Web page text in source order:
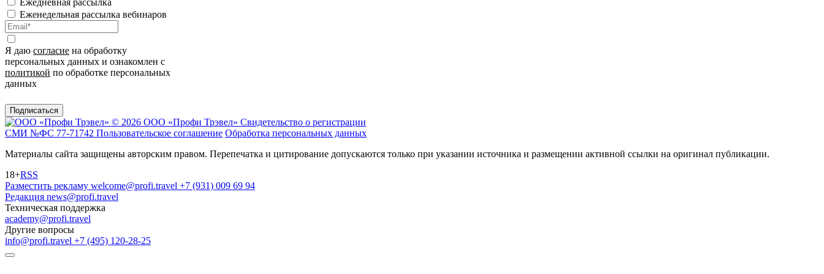
Ежедневная рассылка
Еженедельная рассылка вебинаров
Я даю согласие на обработку
персональных данных и ознакомлен с
политикой по обработке персональных
данных
Подписаться
© 2026 ООО «Профи Трэвeл» Свидетельство о регистрации
СМИ №ФС 77-71742 Пользовательское соглашение Обработка персональных данных
Материалы сайта защищены авторским правом. Перепечатка и цитирование допускаются только при указании источника и размещении активной ссылки на оригинал публикации.
18+RSS
Разместить рекламу welcome@profi.travel +7 (931) 009 69 94
Редакция news@profi.travel
Техническая поддержка
academy@profi.travel
Другие вопросы
info@profi.travel +7 (495) 120-28-25